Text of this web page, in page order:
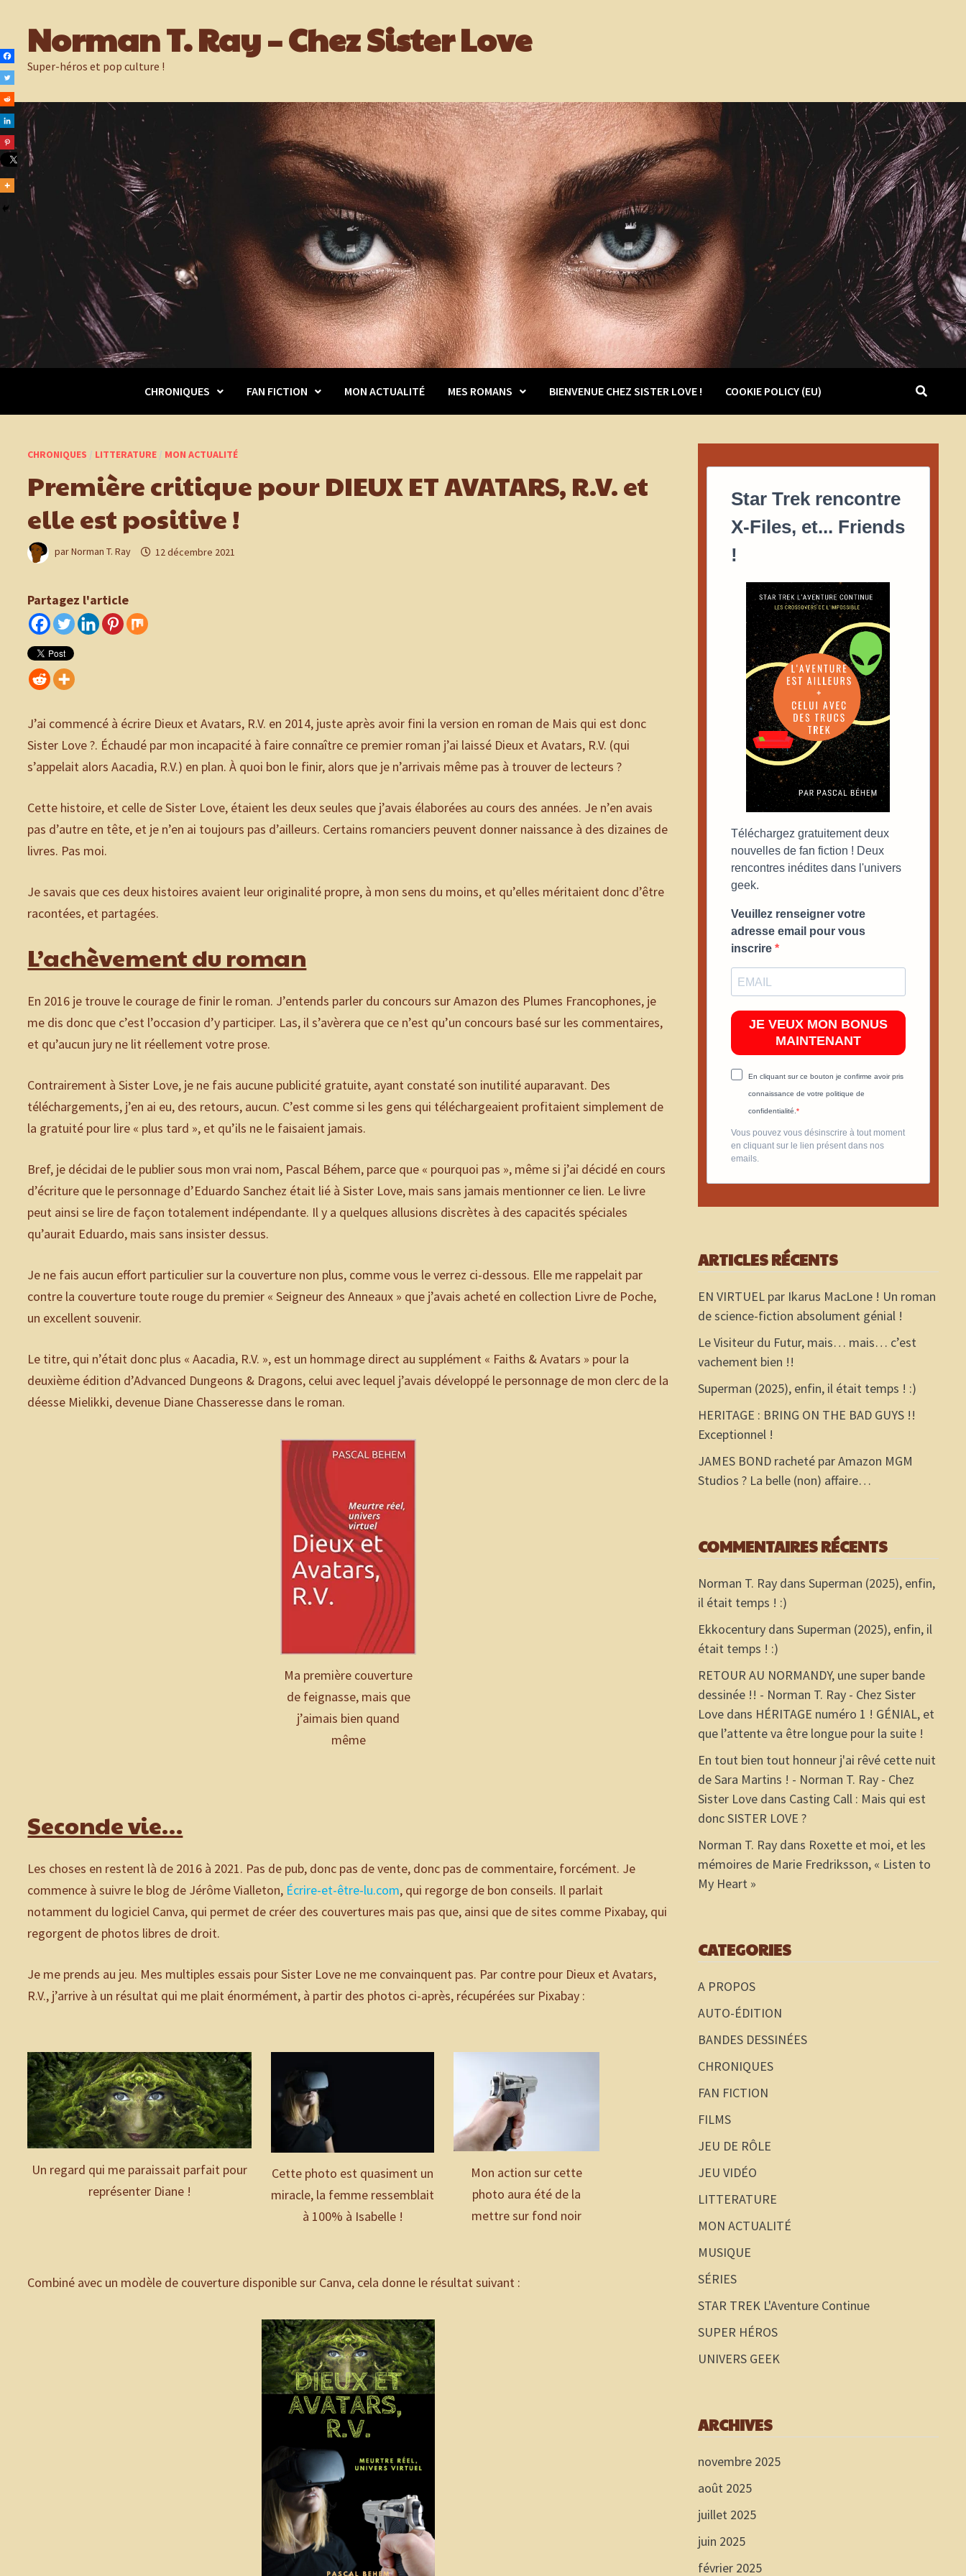
contenuNorman T. Ray – Chez Sister Love
Super-héros et pop culture !
CHRONIQUES FAN FICTION MON ACTUALITÉ MES ROMANS BIENVENUE CHEZ SISTER LOVE ! COOKIE POLICY (EU)
CHRONIQUES / LITTERATURE / MON ACTUALITÉ
Première critique pour DIEUX ET AVATARS, R.V. et
elle est positive !
parNorman T. Ray 12 décembre 2021
Partagez l'article
J’ai commencé à écrire Dieux et Avatars, R.V. en 2014, juste après avoir fini la version en roman de Mais qui est donc
Sister Love ?. Échaudé par mon incapacité à faire connaître ce premier roman j’ai laissé Dieux et Avatars, R.V. (qui
s’appelait alors Aacadia, R.V.) en plan. À quoi bon le finir, alors que je n’arrivais même pas à trouver de lecteurs ?
Cette histoire, et celle de Sister Love, étaient les deux seules que j’avais élaborées au cours des années. Je n’en avais
pas d’autre en tête, et je n’en ai toujours pas d’ailleurs. Certains romanciers peuvent donner naissance à des dizaines de
livres. Pas moi.
Je savais que ces deux histoires avaient leur originalité propre, à mon sens du moins, et qu’elles méritaient donc d’être
racontées, et partagées.
L’achèvement du roman
En 2016 je trouve le courage de finir le roman. J’entends parler du concours sur Amazon des Plumes Francophones, je
me dis donc que c’est l’occasion d’y participer. Las, il s’avèrera que ce n’est qu’un concours basé sur les commentaires,
et qu’aucun jury ne lit réellement votre prose.
Contrairement à Sister Love, je ne fais aucune publicité gratuite, ayant constaté son inutilité auparavant. Des
téléchargements, j’en ai eu, des retours, aucun. C’est comme si les gens qui téléchargeaient profitaient simplement de
la gratuité pour lire « plus tard », et qu’ils ne le faisaient jamais.
Bref, je décidai de le publier sous mon vrai nom, Pascal Béhem, parce que « pourquoi pas », même si j’ai décidé en cours
d’écriture que le personnage d’Eduardo Sanchez était lié à Sister Love, mais sans jamais mentionner ce lien. Le livre
peut ainsi se lire de façon totalement indépendante. Il y a quelques allusions discrètes à des capacités spéciales
qu’aurait Eduardo, mais sans insister dessus.
Je ne fais aucun effort particulier sur la couverture non plus, comme vous le verrez ci-dessous. Elle me rappelait par
contre la couverture toute rouge du premier « Seigneur des Anneaux » que j’avais acheté en collection Livre de Poche,
un excellent souvenir.
Le titre, qui n’était donc plus « Aacadia, R.V. », est un hommage direct au supplément « Faiths & Avatars » pour la
deuxième édition d’Advanced Dungeons & Dragons, celui avec lequel j’avais développé le personnage de mon clerc de la
déesse Mielikki, devenue Diane Chasseresse dans le roman.
Ma première couverture
de feignasse, mais que
j’aimais bien quand
même
Seconde vie…
Les choses en restent là de 2016 à 2021. Pas de pub, donc pas de vente, donc pas de commentaire, forcément. Je
commence à suivre le blog de Jérôme Vialleton, Écrire-et-être-lu.com, qui regorge de bon conseils. Il parlait
notamment du logiciel Canva, qui permet de créer des couvertures mais pas que, ainsi que de sites comme Pixabay, qui
regorgent de photos libres de droit.
Je me prends au jeu. Mes multiples essais pour Sister Love ne me convainquent pas. Par contre pour Dieux et Avatars,
R.V., j’arrive à un résultat qui me plait énormément, à partir des photos ci-après, récupérées sur Pixabay :
Un regard qui me paraissait parfait pour
représenter Diane !
Cette photo est quasiment un
miracle, la femme ressemblait
à 100% à Isabelle !
Mon action sur cette
photo aura été de la
mettre sur fond noir
Combiné avec un modèle de couverture disponible sur Canva, cela donne le résultat suivant :
Star Trek rencontre
X-Files, et... Friends
!
Téléchargez gratuitement deux
nouvelles de fan fiction ! Deux
rencontres inédites dans l'univers
geek.
Veuillez renseigner votre
adresse email pour vous
inscrire
JE VEUX MON BONUS
MAINTENANT
En cliquant sur ce bouton je confirme avoir pris
connaissance de votre politique de
confidentialité.
Vous pouvez vous désinscrire à tout moment
en cliquant sur le lien présent dans nos
emails.
ARTICLES RÉCENTS
EN VIRTUEL par Ikarus MacLone ! Un roman
de science-fiction absolument génial !
Le Visiteur du Futur, mais… mais… c’est
vachement bien !!
Superman (2025), enfin, il était temps ! :)
HERITAGE : BRING ON THE BAD GUYS !!
Exceptionnel !
JAMES BOND racheté par Amazon MGM
Studios ? La belle (non) affaire…
COMMENTAIRES RÉCENTS
Norman T. Raydans Superman (2025), enfin,
il était temps ! :)
Ekkocenturydans Superman (2025), enfin, il
était temps ! :)
RETOUR AU NORMANDY, une super bande
dessinée !! - Norman T. Ray - Chez Sister
Lovedans HÉRITAGE numéro 1 ! GÉNIAL, et
que l’attente va être longue pour la suite !
En tout bien tout honneur j'ai rêvé cette nuit
de Sara Martins ! - Norman T. Ray - Chez
Sister Lovedans Casting Call : Mais qui est
donc SISTER LOVE ?
Norman T. Raydans Roxette et moi, et les
mémoires de Marie Fredriksson, « Listen to
My Heart »
CATEGORIES
A PROPOS
AUTO-ÉDITION
BANDES DESSINÉES
CHRONIQUES
FAN FICTION
FILMS
JEU DE RÔLE
JEU VIDÉO
LITTERATURE
MON ACTUALITÉ
MUSIQUE
SÉRIES
STAR TREK L'Aventure Continue
SUPER HÉROS
UNIVERS GEEK
ARCHIVES
novembre 2025
août 2025
juillet 2025
juin 2025
février 2025